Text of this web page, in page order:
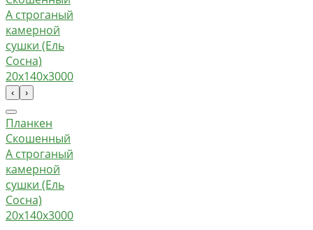
‹ ›
Планкен
Скошенный
А строганый
камерной
сушки (Ель
Сосна)
20х140х3000